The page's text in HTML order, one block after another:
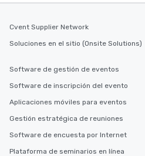
Cvent Supplier Network
Soluciones en el sitio (Onsite Solutions)
Software de gestión de eventos
Software de inscripción del evento
Aplicaciones móviles para eventos
Gestión estratégica de reuniones
Software de encuesta por Internet
Plataforma de seminarios en línea